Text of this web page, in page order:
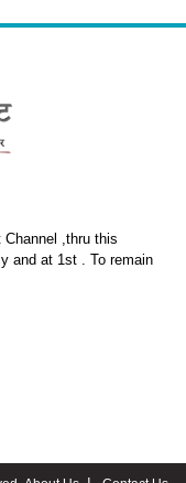
,thru this
and at 1st . To remain